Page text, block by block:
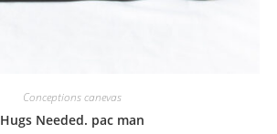
Conceptions canevas
Hugs Needed. pac man